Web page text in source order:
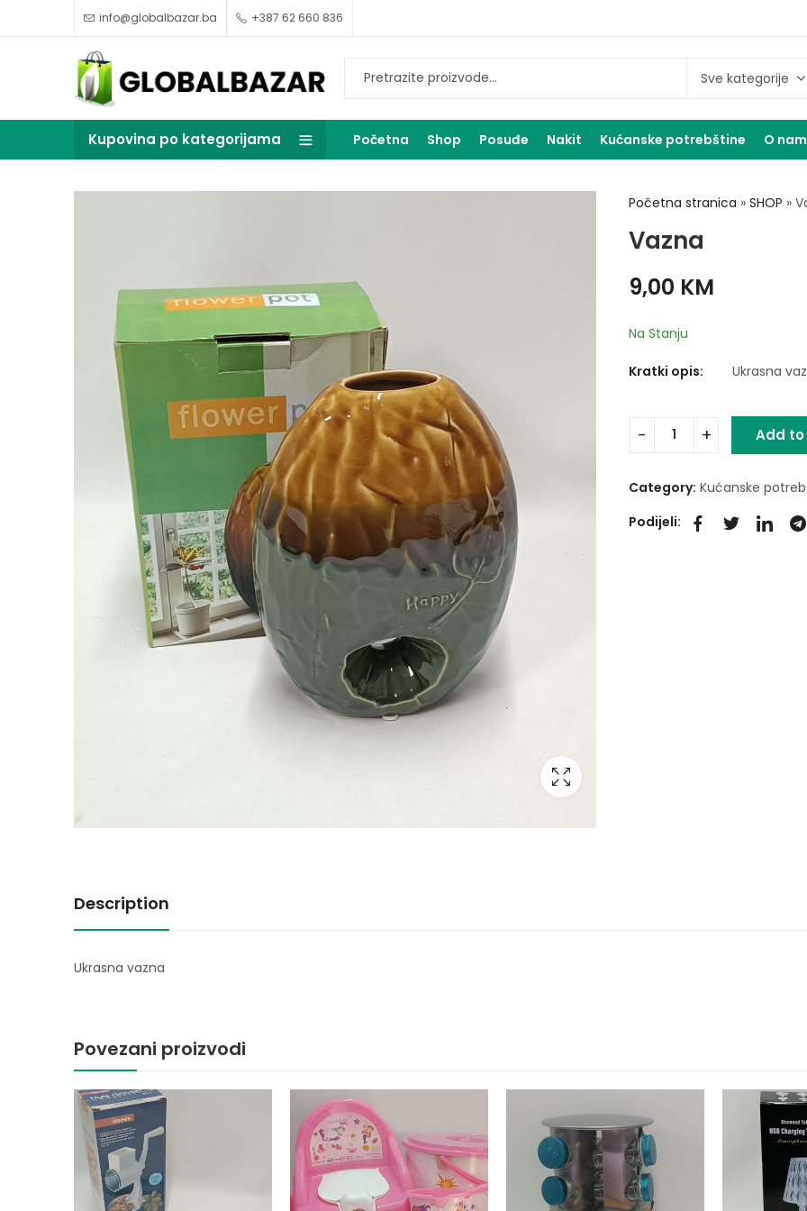
info@globalbazar.ba +387 62 660 836
Kupovina po kategorijama Početna Shop Posuđe Nakit Kućanske potrebštine O
Početna stranica » SHOP »
Vazna
9,00 KM
Na Stanju
Kratki opis: Ukrasna
Add
Category: Kućanske
Podijeli:
Description
Ukrasna vazna
Povezani proizvodi